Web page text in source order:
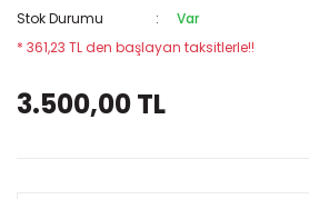
Stok Durumu
Var
* 361,23 TL den başlayan taksitlerle!!
3.500,00 TL